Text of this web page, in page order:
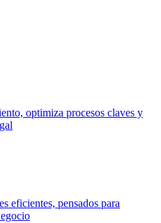
optimiza procesos claves y
eficientes, pensados para